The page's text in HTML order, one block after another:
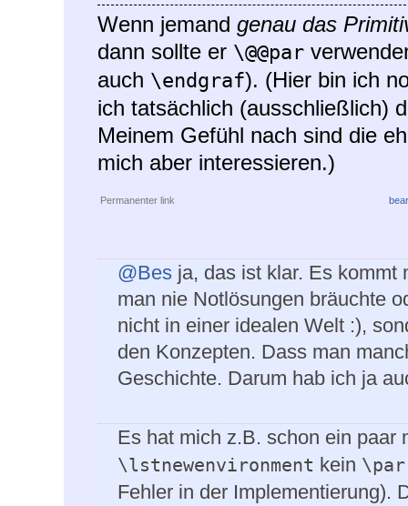
Wenn jemand genau das
dann sollte er \@@par
auch \endgraf). (Hier bin ich
ich tatsächlich (ausschließlich)
Meinem Gefühl nach sind die
mich aber interessieren.)
Permanenter link
@Bes ja, das ist klar. Es kommt
man nie Notlösungen bräuchte
nicht in einer idealen Welt :),
den Konzepten. Dass man
Geschichte. Darum hab ich ja
Es hat mich z.B. schon ein paar
\lstnewenvironment kein \par
Fehler in der Implementierung).